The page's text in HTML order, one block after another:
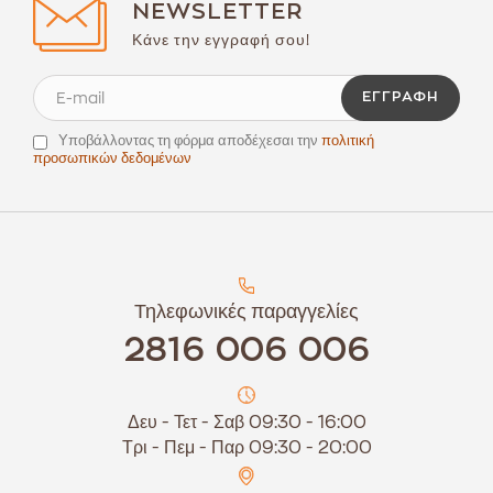
NEWSLETTER
Κάνε την εγγραφή σου!
ΕΓΓΡΑΦΉ
Υποβάλλοντας τη φόρμα αποδέχεσαι την πολιτική
προσωπικών δεδομένων
Τηλεφωνικές παραγγελίες
2816 006 006
Δευ - Τετ - Σαβ 09:30 - 16:00
Τρι - Πεμ - Παρ 09:30 - 20:00